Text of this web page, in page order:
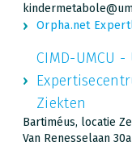
Orpha.net
CIMD-UMCU
Ziekten
Bartiméus, locatie
Van Renesselaan 30a